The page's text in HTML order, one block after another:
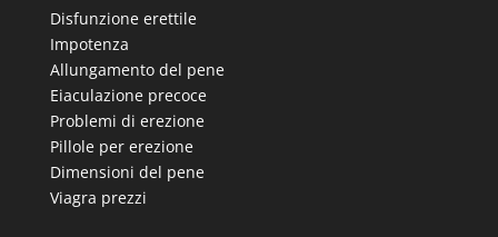
Disfunzione erettile
Impotenza
Allungamento del pene
Eiaculazione precoce
Problemi di erezione
Pillole per erezione
Dimensioni del pene
Viagra prezzi